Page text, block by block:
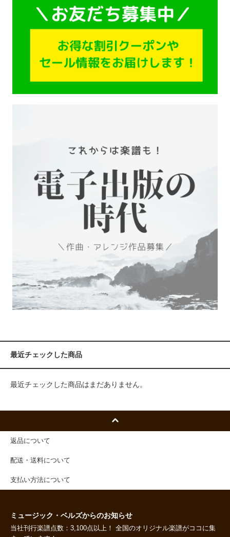
最近チェックした商品
最近チェックした商品はまだありません。
返品について
配送・送料について
支払い方法について
ミュージック・ベルズからのお知らせ
当社刊行楽譜点数：3,100点以上！ 全国のオリジナル楽譜がココに集